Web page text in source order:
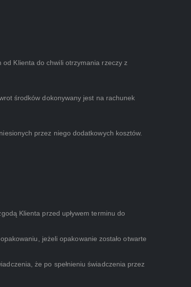
Klienta do chwili otrzymania rzeczy z
środków dokonywany jest na rachunek
przez niego dodatkowych kosztów.
Klienta przed upływem terminu do
jeżeli opakowanie zostało otwarte
że po spełnieniu świadczenia przez